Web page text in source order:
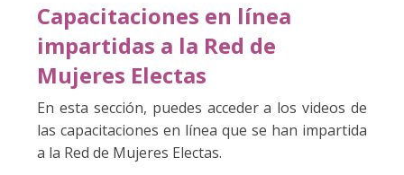
Capacitaciones en línea
impartidas a la Red de
Mujeres Electas
En esta sección, puedes acceder a los videos de
las capacitaciones en línea que se han impartida
a la Red de Mujeres Electas.